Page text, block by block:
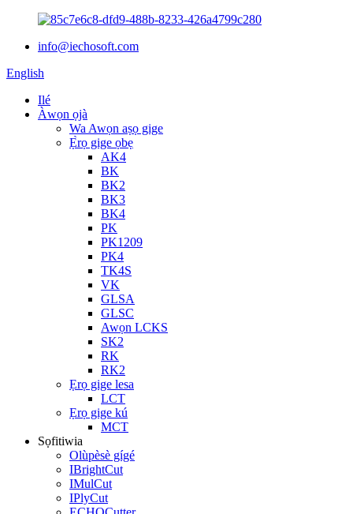
info@iechosoft.com
English
Ilé
Àwọn ọjà
Wa Awọn aṣọ gige
Ẹ̀rọ gige ọbẹ
AK4
BK
BK2
BK3
BK4
PK
PK1209
PK4
TK4S
VK
GLSA
GLSC
Awọn LCKS
SK2
RK
RK2
Ẹrọ gige lesa
LCT
Ẹrọ gige kú
MCT
Sọfitiwia
Olùpèsè gígé
IBrightCut
IMulCut
IPlyCut